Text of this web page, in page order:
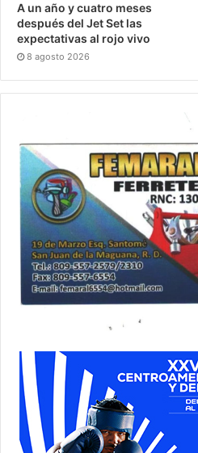
A un año y cuatro meses
después del Jet Set las
expectativas al rojo vivo
8 agosto 2026